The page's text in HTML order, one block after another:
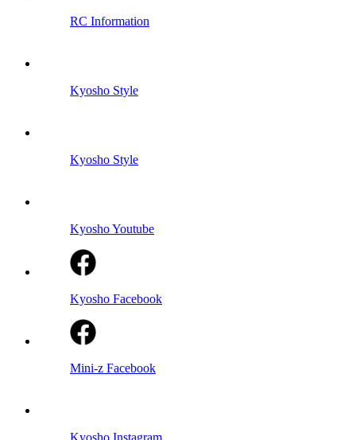
RC Information
Kyosho Style
Kyosho Style
Kyosho Youtube
Kyosho Facebook
Mini-z Facebook
Kyosho Instagram